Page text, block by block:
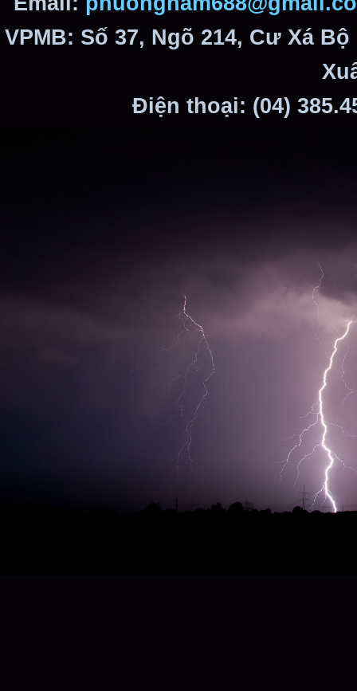
VPMB: Số 37, Ngõ 214, Cư Xá
Điện thoại: (04)